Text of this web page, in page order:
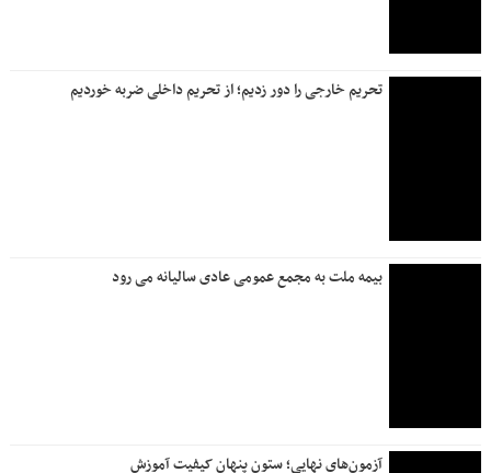
تحریم خارجی را دور زدیم؛ از تحریم داخلی ضربه خوردیم
بیمه ملت به مجمع عمومی عادی سالیانه می رود
آزمون‌های نهایی؛ ستون پنهان کیفیت آموزش